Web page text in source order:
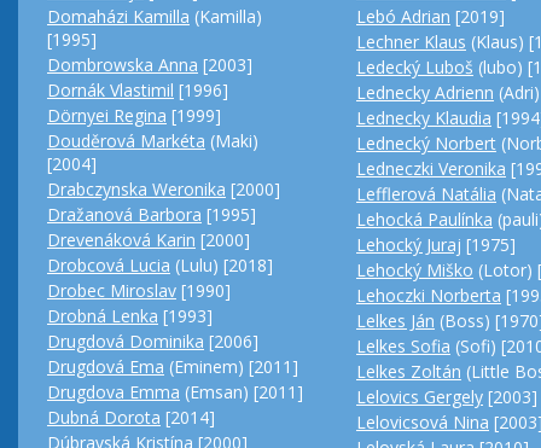
Domaházi Kamilla (Kamilla)
[1995]
Dombrowska Anna [2003]
Dornák Vlastimil [1996]
Dörnyei Regina [1999]
Douděrová Markéta (Maki)
[2004]
Drabczynska Weronika [2000]
Dražanová Barbora [1995]
Drevenáková Karin [2000]
Drobcová Lucia (Lulu) [2018]
Drobec Miroslav [1990]
Drobná Lenka [1993]
Drugdová Dominika [2006]
Drugdová Ema (Eminem) [2011]
Drugdova Emma (Emsan) [2011]
Dubná Dorota [2014]
Dúbravská Kristína [2000]
Lebó Adrian [2019]
Lechner Klaus (Klaus)
Ledecký Luboš (lubo)
Lednecky Adrienn
Lednecky Klaudia
Lednecký Norbert
Ledneczki Veronika
Lefflerová Natália
Lehocká Paulínka
Lehocký Juraj [1975]
Lehocký Miško (Lotor)
Lehoczki Norberta
Lelkes Ján (Boss)
Lelkes Sofia (Sofi)
Lelkes Zoltán (Little
Lelovics Gergely [2003]
Lelovicsová Nina